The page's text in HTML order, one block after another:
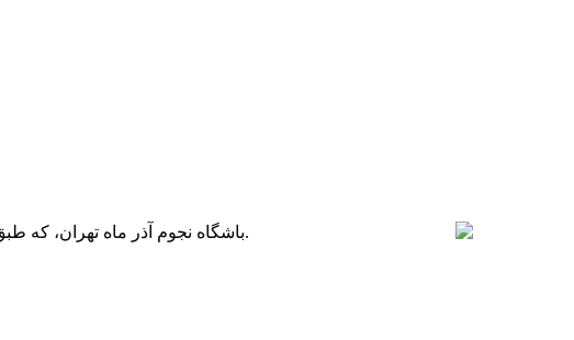
باشگاه نجوم آذر ماه تهران، که طبق روال هر ساله، به ویژه برنامه شب یلدا اختصاص دارد، امسال هم میزبان علاقه‌مندان به نجوم و منجمان آماتور تهرانی می‌باشد.